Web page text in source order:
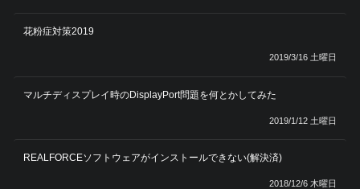
花粉症対策2019
2019/3/16 土曜日
マルチディスプレイ時のDisplayPort問題を何とかしてみた
2019/1/12 土曜日
REALFORCEソフトウェアがインストールできない(解決済)
2018/12/6 木曜日